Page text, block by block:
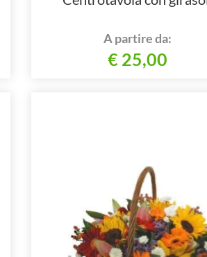
A partire da:
€ 25,00